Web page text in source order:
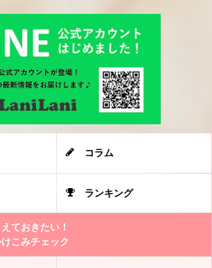
コラム
ランキング
ておきたい！
こみチェック